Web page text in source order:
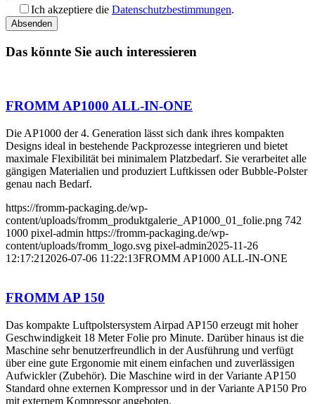
Ich akzeptiere die Datenschutzbestimmungen.
Bitte füllen Sie dieses Feld nicht aus.
Das könnte Sie auch interessieren
FROMM AP1000 ALL-IN-ONE
Die AP1000 der 4. Generation lässt sich dank ihres kompakten
Designs ideal in bestehende Packprozesse integrieren und bietet
maximale Flexibilität bei minimalem Platzbedarf. Sie verarbeitet alle
gängigen Materialien und produziert Luftkissen oder Bubble-Polster
genau nach Bedarf.
https://fromm-packaging.de/wp-
content/uploads/fromm_produktgalerie_AP1000_01_folie.png 742
1000 pixel-admin https://fromm-packaging.de/wp-
content/uploads/fromm_logo.svg pixel-admin2025-11-26
12:17:21 2026-07-06 11:22:13FROMM AP1000 ALL-IN-ONE
FROMM AP 150
Das kompakte Luftpolstersystem Airpad AP150 erzeugt mit hoher
Geschwindigkeit 18 Meter Folie pro Minute. Darüber hinaus ist die
Maschine sehr benutzerfreundlich in der Ausführung und verfügt
über eine gute Ergonomie mit einem einfachen und zuverlässigen
Aufwickler (Zubehör). Die Maschine wird in der Variante AP150
Standard ohne externen Kompressor und in der Variante AP150 Pro
mit externem Kompressor angeboten.